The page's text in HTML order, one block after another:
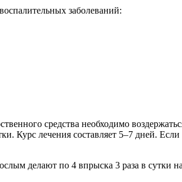
заболеваний:
средства необходимо
Курс лечения составляет 5–7 дней.
делают по 4 впрыска 3 раза в сутки